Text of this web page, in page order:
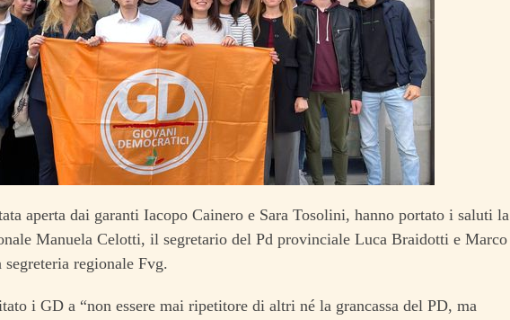
aperta dai garanti Iacopo Cainero e Sara Tosolini, hanno portato i saluti la
Manuela Celotti, il segretario del Pd provinciale Luca Braidotti e Marco
regionale Fvg.
i GD a “non essere mai ripetitore di altri né la grancassa del PD, ma